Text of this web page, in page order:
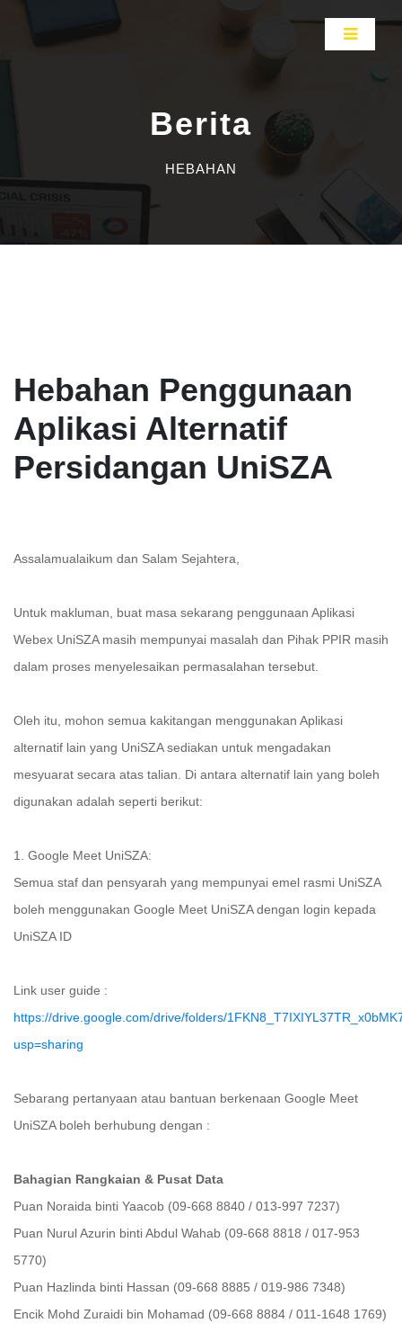
Berita
HEBAHAN
Hebahan Penggunaan
Aplikasi Alternatif
Persidangan UniSZA
Assalamualaikum dan Salam Sejahtera,
Untuk makluman, buat masa sekarang penggunaan Aplikasi
Webex UniSZA masih mempunyai masalah dan Pihak PPIR masih
dalam proses menyelesaikan permasalahan tersebut.
Oleh itu, mohon semua kakitangan menggunakan Aplikasi
alternatif lain yang UniSZA sediakan untuk mengadakan
mesyuarat secara atas talian. Di antara alternatif lain yang boleh
digunakan adalah seperti berikut:
1. Google Meet UniSZA:
Semua staf dan pensyarah yang mempunyai emel rasmi UniSZA
boleh menggunakan Google Meet UniSZA dengan login kepada
UniSZA ID
Link user guide :
https://drive.google.com/drive/folders/
usp=sharing
Sebarang pertanyaan atau bantuan berkenaan Google Meet
UniSZA boleh berhubung dengan :
Bahagian Rangkaian & Pusat Data
Puan Noraida binti Yaacob (09-668 8840 / 013-997 7237)
Puan Nurul Azurin binti Abdul Wahab (09-668 8818 / 017-953
5770)
Puan Hazlinda binti Hassan (09-668 8885 / 019-986 7348)
Encik Mohd Zuraidi bin Mohamad (09-668 8884 / 011-1648 1769)